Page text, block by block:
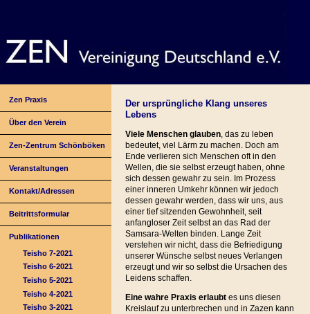
Zen Praxis
Über den Verein
Zen-Zentrum Schönböken
Veranstaltungen
Kontakt/Adressen
Beitrittsformular
Publikationen
Teisho 7-2021
Teisho 6-2021
Teisho 5-2021
Teisho 4-2021
Teisho 3-2021
Der ursprüngliche Klang unseres
Lebens
Viele Menschen glauben, das zu leben
bedeutet, viel Lärm zu machen. Doch am
Ende verlieren sich Menschen oft in den
Wellen, die sie selbst erzeugt haben, ohne
sich dessen gewahr zu sein. Im Prozess
einer inneren Umkehr können wir jedoch
dessen gewahr werden, dass wir uns, aus
einer tief sitzenden Gewohnheit, seit
anfangloser Zeit selbst an das Rad der
Samsara-Welten binden. Lange Zeit
verstehen wir nicht, dass die Befriedigung
unserer Wünsche selbst neues Verlangen
erzeugt und wir so selbst die Ursachen des
Leidens schaffen.
Eine wahre Praxis erlaubtes uns diesen
Kreislauf zu unterbrechen und in Zazen kann